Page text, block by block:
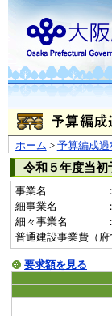
ホーム > 予算編成
令和５年度当
事業名
細事業名
細々事業名
普通建設事業費（
要求額を見る